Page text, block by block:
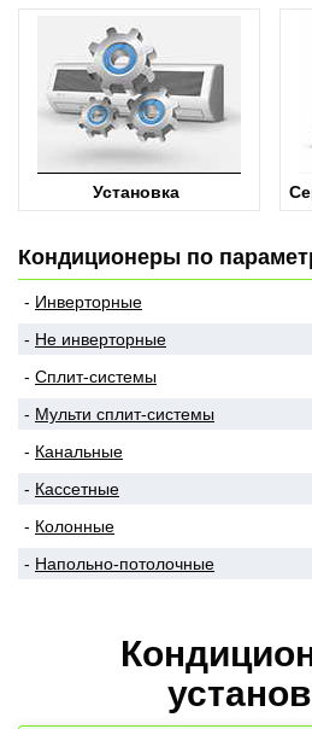
Установка
Кондиционеры по
Инверторные
Не инверторные
Сплит-системы
Мульти сплит-системы
Канальные
Кассетные
Колонные
Напольно-потолочные